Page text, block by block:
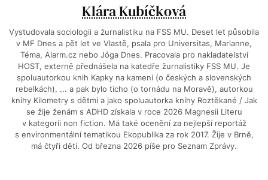
Klára Kubíčková
Vystudovala sociologii a žurnalistiku na FSS MU. Deset let působila
v MF Dnes a pět let ve Vlastě, psala pro Universitas, Marianne,
Téma, Alarm.cz nebo Jóga Dnes. Pracovala pro nakladatelství
HOST, externě přednášela na katedře žurnalistiky FSS MU. Je
spoluautorkou knih Kapky na kameni (o českých a slovenských
rebelkách), ... a pak bylo ticho (o tornádu na Moravě), autorkou
knihy Kilometry s dětmi a jako spoluautorka knihy Roztěkané / Jak
se žije ženám s ADHD získala v roce 2026 Magnesii Literu
v kategorii non fiction. Má také ocenění za nejlepší reportáž
s environmentální tematikou Ekopublika za rok 2017. Žije v Brně,
má čtyři děti. Od března 2026 píše pro Seznam Zprávy.